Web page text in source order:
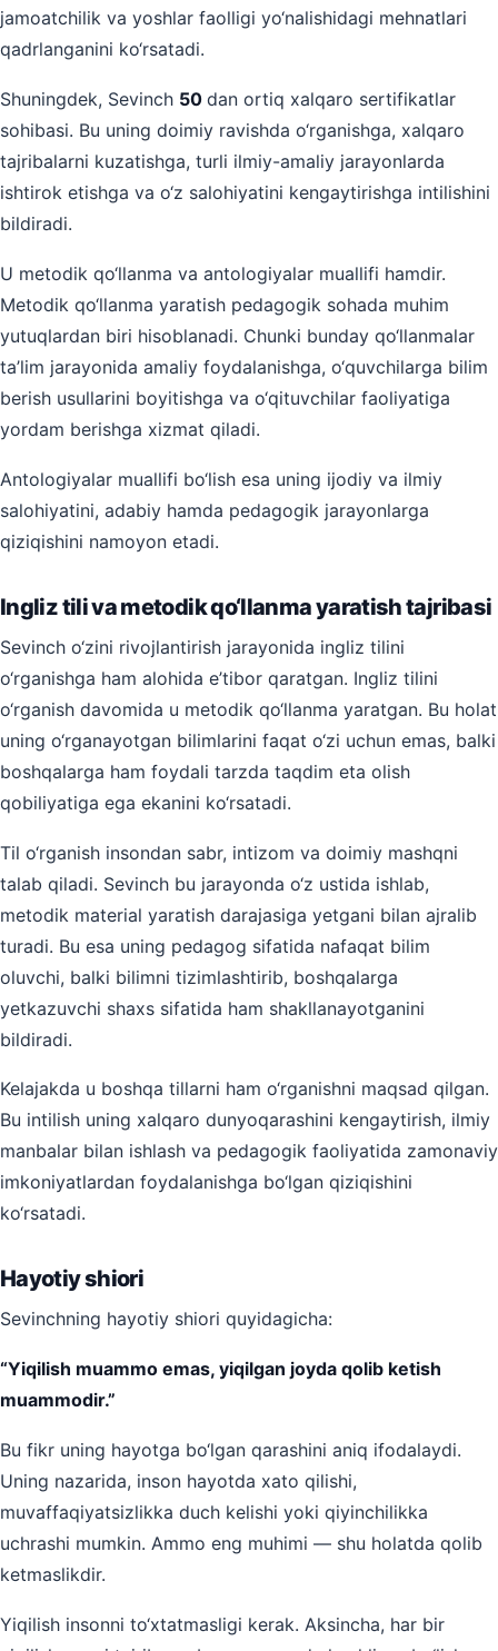
jamoatchilik va yoshlar faolligi yo‘nalishidagi mehnatlari
qadrlanganini ko‘rsatadi.
Shuningdek, Sevinch 50 dan ortiq xalqaro sertifikatlar
sohibasi. Bu uning doimiy ravishda o‘rganishga, xalqaro
tajribalarni kuzatishga, turli ilmiy-amaliy jarayonlarda
ishtirok etishga va o‘z salohiyatini kengaytirishga intilishini
bildiradi.
U metodik qo‘llanma va antologiyalar muallifi hamdir.
Metodik qo‘llanma yaratish pedagogik sohada muhim
yutuqlardan biri hisoblanadi. Chunki bunday qo‘llanmalar
ta’lim jarayonida amaliy foydalanishga, o‘quvchilarga bilim
berish usullarini boyitishga va o‘qituvchilar faoliyatiga
yordam berishga xizmat qiladi.
Antologiyalar muallifi bo‘lish esa uning ijodiy va ilmiy
salohiyatini, adabiy hamda pedagogik jarayonlarga
qiziqishini namoyon etadi.
Ingliz tili va metodik qo‘llanma yaratish tajribasi
Sevinch o‘zini rivojlantirish jarayonida ingliz tilini
o‘rganishga ham alohida e’tibor qaratgan. Ingliz tilini
o‘rganish davomida u metodik qo‘llanma yaratgan. Bu holat
uning o‘rganayotgan bilimlarini faqat o‘zi uchun emas, balki
boshqalarga ham foydali tarzda taqdim eta olish
qobiliyatiga ega ekanini ko‘rsatadi.
Til o‘rganish insondan sabr, intizom va doimiy mashqni
talab qiladi. Sevinch bu jarayonda o‘z ustida ishlab,
metodik material yaratish darajasiga yetgani bilan ajralib
turadi. Bu esa uning pedagog sifatida nafaqat bilim
oluvchi, balki bilimni tizimlashtirib, boshqalarga
yetkazuvchi shaxs sifatida ham shakllanayotganini
bildiradi.
Kelajakda u boshqa tillarni ham o‘rganishni maqsad qilgan.
Bu intilish uning xalqaro dunyoqarashini kengaytirish, ilmiy
manbalar bilan ishlash va pedagogik faoliyatida zamonaviy
imkoniyatlardan foydalanishga bo‘lgan qiziqishini
ko‘rsatadi.
Hayotiy shiori
Sevinchning hayotiy shiori quyidagicha:
“Yiqilish muammo emas, yiqilgan joyda qolib ketish
muammodir.”
Bu fikr uning hayotga bo‘lgan qarashini aniq ifodalaydi.
Uning nazarida, inson hayotda xato qilishi,
muvaffaqiyatsizlikka duch kelishi yoki qiyinchilikka
uchrashi mumkin. Ammo eng muhimi — shu holatda qolib
ketmaslikdir.
Yiqilish insonni to‘xtatmasligi kerak. Aksincha, har bir